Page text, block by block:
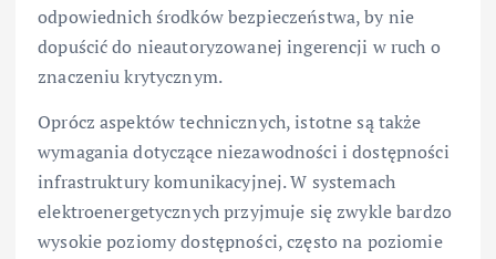
odpowiednich środków bezpieczeństwa, by nie
dopuścić do nieautoryzowanej ingerencji w ruch o
znaczeniu krytycznym.
Oprócz aspektów technicznych, istotne są także
wymagania dotyczące niezawodności i dostępności
infrastruktury komunikacyjnej. W systemach
elektroenergetycznych przyjmuje się zwykle bardzo
wysokie poziomy dostępności, często na poziomie